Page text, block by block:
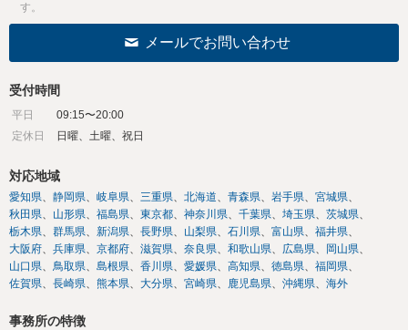
す。
メールでお問い合わせ
受付時間
平日
09:15〜20:00
定休日
日曜、土曜、祝日
対応地域
愛知県 静岡県 岐阜県 三重県 北海道 青森県 岩手県
宮城県
秋田県
山形県 福島県 東京都 神奈川県 千葉県 埼玉県
茨城県
栃木県
群馬県 新潟県 長野県 山梨県 石川県 富山県
福井県
大阪府
兵庫県 京都府 滋賀県 奈良県 和歌山県 広島県
岡山県
山口県
鳥取県 島根県 香川県 愛媛県 高知県 徳島県
福岡県
佐賀県
長崎県 熊本県 大分県 宮崎県 鹿児島県 沖縄県 海外
事務所の特徴